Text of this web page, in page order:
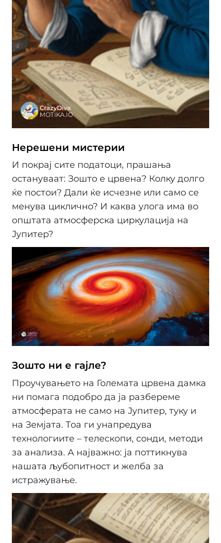
Нерешени мистерии
И покрај сите податоци, прашања
остануваат: Зошто е црвена? Колку долго
ќе постои? Дали ќе исчезне или само се
менува циклично? И каква улога има во
општата атмосферска циркулација на
Јупитер?
Зошто ни е гајле?
Проучувањето на Големата црвена дамка
ни помага подобро да ја разбереме
атмосферата не само на Јупитер, туку и
на Земјата. Тоа ги унапредува
технологиите – телескопи, сонди, методи
за анализа. А најважно: ја поттикнува
нашата љубопитност и желба за
истражување.